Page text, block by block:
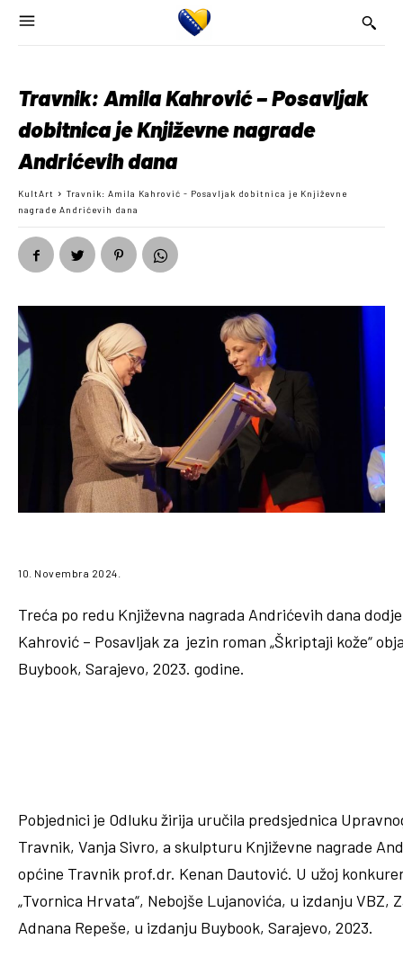
Travnik: Amila Kahrović – Posavljak
dobitnica je Književne nagrade
Andrićevih dana
KultArt
Travnik: Amila Kahrović - Posavljak dobitnica je Književne
nagrade Andrićevih dana
10. Novembra 2024.
Treća po redu Književna nagrada Andrićevih dana
Kahrović – Posavljak za jezin roman „Škriptaji kože“
Buybook, Sarajevo, 2023. godine.
Pobjednici je Odluku žirija uručila predsjednica
Travnik, Vanja Sivro, a skulpturu Književne nagrade
općine Travnik prof.dr. Kenan Dautović. U užoj
„Tvornica Hrvata“, Nebojše Lujanovića, u izdanju VBZ,
Adnana Repeše, u izdanju Buybook, Sarajevo, 2023.